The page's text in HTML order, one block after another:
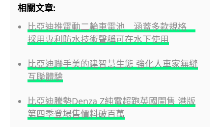
相關文章:
比亞迪推電動二輪車電池 涵蓋多款規格
採用專利防水技術聲稱可在水下使用
比亞迪聯手美的建智慧生態 強化人車家無縫
互聯體驗
比亞迪騰勢Denza Z純電超跑英國開售 港版
第四季登場售價料破百萬